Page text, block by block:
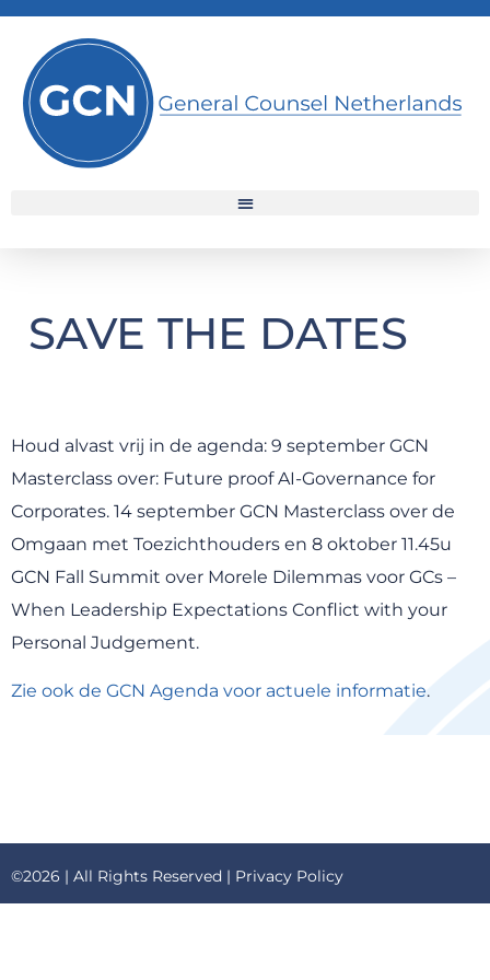
SAVE THE DATES
Houd alvast vrij in de agenda: 9 september GCN
Masterclass over: Future proof AI-Governance for
Corporates. 14 september GCN Masterclass over de
Omgaan met Toezichthouders en 8 oktober 11.45u
GCN Fall Summit over Morele Dilemmas voor GCs –
When Leadership Expectations Conflict with your
Personal Judgement.
Zie ook de GCN Agenda voor actuele informatie.
©2026 | All Rights Reserved | Privacy Policy